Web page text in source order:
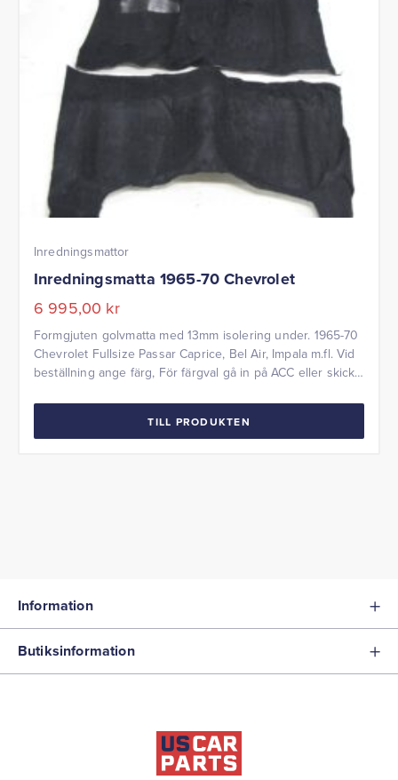
Inredningsmattor
Inredningsmatta 1965-70 Chevrolet
6 995,00 kr
Formgjuten golvmatta med 13mm isolering under. 1965-70
Chevrolet Fullsize Passar Caprice, Bel Air, Impala m.fl. Vid
beställning ange färg, För färgval gå in på ACC eller skicka
TILL PRODUKTEN
Information
Butiksinformation